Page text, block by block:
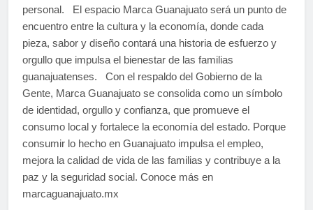
personal. El espacio Marca Guanajuato será un punto de
encuentro entre la cultura y la economía, donde cada
pieza, sabor y diseño contará una historia de esfuerzo y
orgullo que impulsa el bienestar de las familias
guanajuatenses. Con el respaldo del Gobierno de la
Gente, Marca Guanajuato se consolida como un símbolo
de identidad, orgullo y confianza, que promueve el
consumo local y fortalece la economía del estado. Porque
consumir lo hecho en Guanajuato impulsa el empleo,
mejora la calidad de vida de las familias y contribuye a la
paz y la seguridad social. Conoce más en
marcaguanajuato.mx